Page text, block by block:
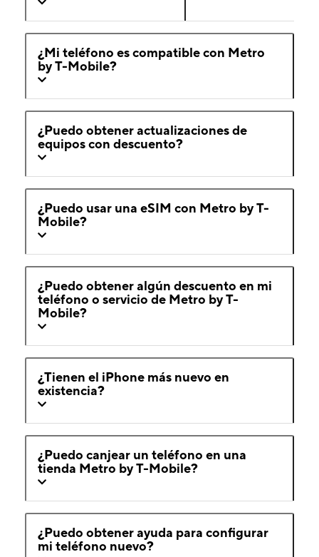
¿Mi teléfono es compatible con Metro
by T-Mobile?
¿Puedo obtener actualizaciones de
equipos con descuento?
¿Puedo usar una eSIM con Metro by T-
Mobile?
¿Puedo obtener algún descuento en mi
teléfono o servicio de Metro by T-
Mobile?
¿Tienen el iPhone más nuevo en
existencia?
¿Puedo canjear un teléfono en una
tienda Metro by T-Mobile?
¿Puedo obtener ayuda para configurar
mi teléfono nuevo?